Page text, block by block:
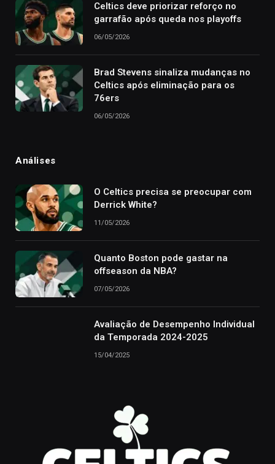
Celtics deve priorizar reforço no
garrafão após queda nos playoffs
06/05/2026
Brad Stevens sinaliza mudanças no
Celtics após eliminação para os
76ers
06/05/2026
Análises
O Celtics precisa se preocupar com
Derrick White?
11/05/2026
Quanto Boston pode gastar na
offseason da NBA?
07/05/2026
Avaliação de Desempenho Individual
da Temporada 2024-2025
15/04/2025